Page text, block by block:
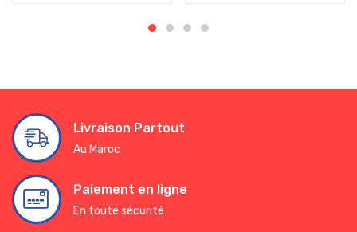
Livraison Partout
Au Maroc
Paiement en ligne
En toute sécurité